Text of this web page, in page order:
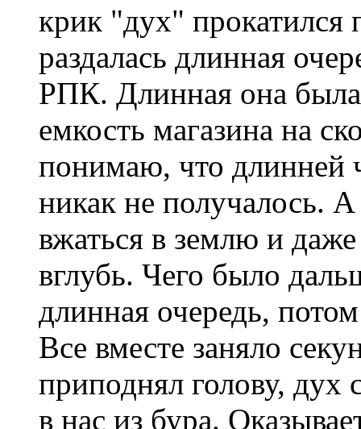
крик "дух"
раздалась длинная
РПК. Длинная она была
емкость магазина на
понимаю, что длинней
никак не получалось. А
вжаться в землю и
вглубь. Чего было
длинная очередь,
Все вместе заняло
приподнял голову, дух
в нас из бура.